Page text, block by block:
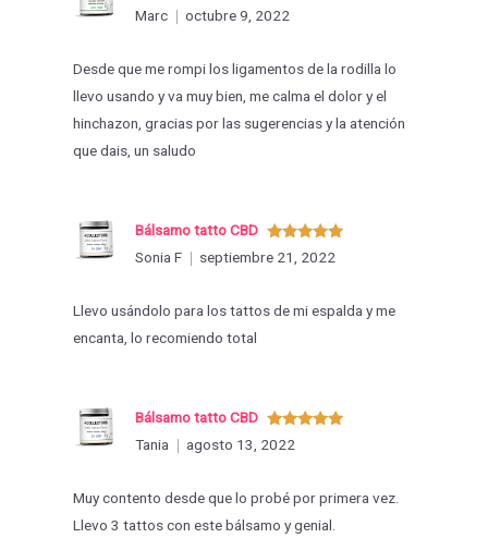
Valorado
con5de 5
Marc
octubre 9, 2022
Desde que me rompi los ligamentos de la rodilla lo
llevo usando y va muy bien, me calma el dolor y el
hinchazon, gracias por las sugerencias y la atención
que dais, un saludo
Valorado
con 5de 5
Bálsamo tatto CBD
Sonia F
septiembre 21, 2022
Llevo usándolo para los tattos de mi espalda y me
encanta, lo recomiendo total
Valorado
con
Bálsamo tatto CBD
Tania
agosto 13, 2022
Muy contento desde que lo probé por primera vez.
Llevo 3 tattos con este bálsamo y genial.